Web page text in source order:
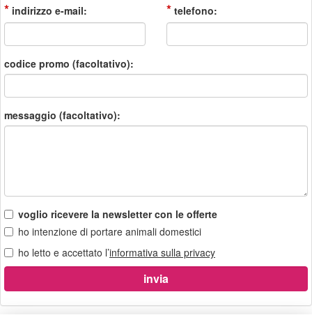
* indirizzo e-mail: * telefono:
codice promo (facoltativo):
messaggio (facoltativo):
voglio ricevere la newsletter con le offerte
ho intenzione di portare animali domestici
ho letto e accettato l’informativa sulla privacy